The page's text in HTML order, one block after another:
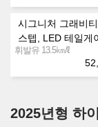
시그니처 그래비
스텝, LED 테일게
휘발유 13.5㎞/ℓ
2025년형 하